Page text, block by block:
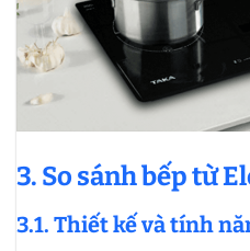
3. So sánh bếp từ
3.1. Thiết kế và tính